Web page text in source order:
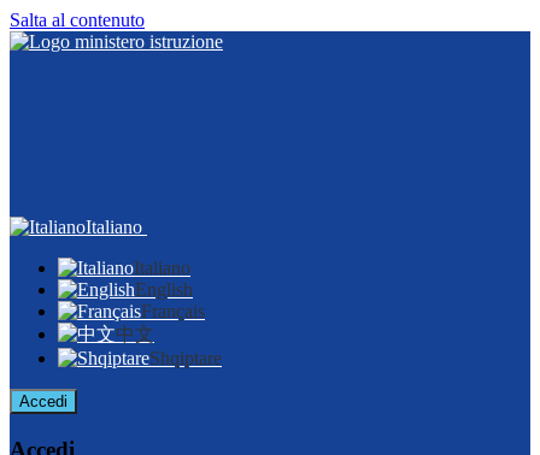
Salta al contenuto
Italiano
Italiano
English
Français
中文
Shqiptare
Accedi
Accedi